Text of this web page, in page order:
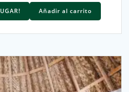
Añadir al carrito